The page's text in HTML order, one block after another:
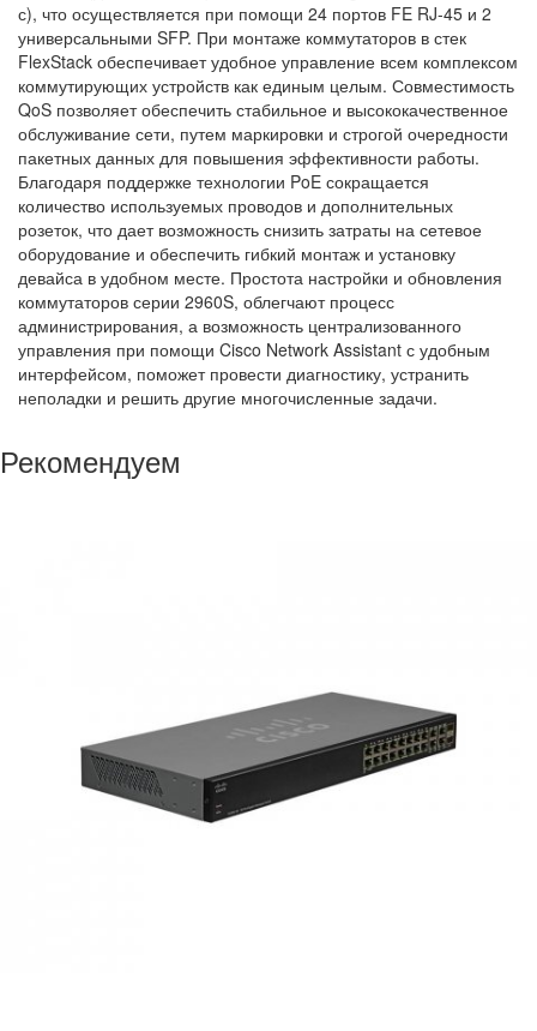
с), что осуществляется при помощи 24 портов FE RJ-45 и 2
универсальными SFP. При монтаже коммутаторов в стек
FlexStack обеспечивает удобное управление всем комплексом
коммутирующих устройств как единым целым. Совместимость
QoS позволяет обеспечить стабильное и высококачественное
обслуживание сети, путем маркировки и строгой очередности
пакетных данных для повышения эффективности работы.
Благодаря поддержке технологии PoE сокращается
количество используемых проводов и дополнительных
розеток, что дает возможность снизить затраты на сетевое
оборудование и обеспечить гибкий монтаж и установку
девайса в удобном месте. Простота настройки и обновления
коммутаторов серии 2960S, облегчают процесс
администрирования, а возможность централизованного
управления при помощи Cisco Network Assistant с удобным
интерфейсом, поможет провести диагностику, устранить
неполадки и решить другие многочисленные задачи.
Рекомендуем